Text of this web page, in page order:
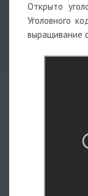
Открыто
Уголовного
выращивание